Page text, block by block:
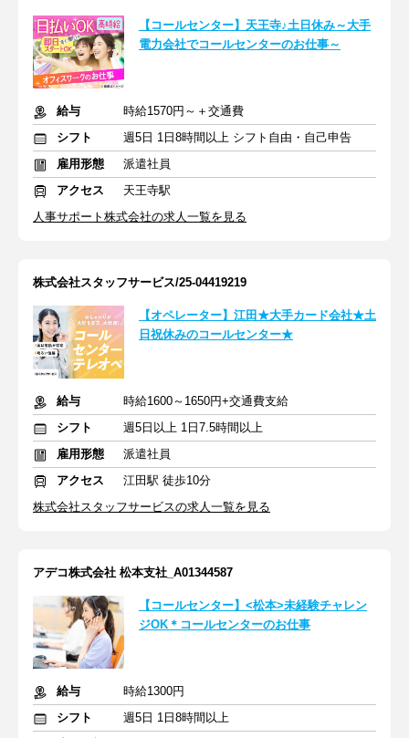
【コールセンター】天王寺♪土日休み～大手
電力会社でコールセンターのお仕事～
給与
時給1570円～＋交通費
シフト
週5日 1日8時間以上 シフト自由・自己申告
雇用形態
派遣社員
アクセス
天王寺駅
人事サポート株式会社の求人一覧を見る
株式会社スタッフサービス/25-04419219
【オペレーター】江田★大手カード会社★土
日祝休みのコールセンター★
給与
時給1600～1650円+交通費支給
シフト
週5日以上 1日7.5時間以上
雇用形態
派遣社員
アクセス
江田駅 徒歩10分
株式会社スタッフサービスの求人一覧を見る
アデコ株式会社 松本支社_A01344587
【コールセンター】<松本>未経験チャレン
ジOK＊コールセンターのお仕事
給与
時給1300円
シフト
週5日 1日8時間以上